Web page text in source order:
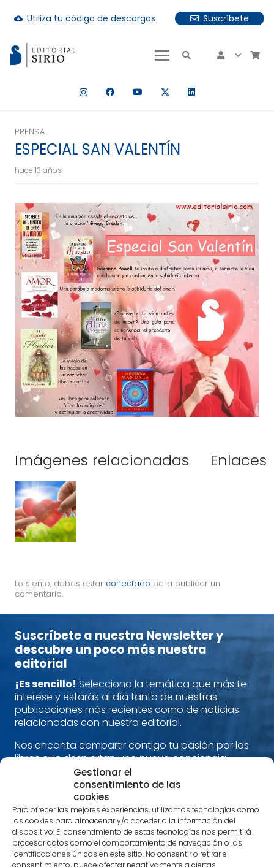
Gestionar el
consentimiento de las
cookies
Para ofrecer las mejores experiencias, utilizamos tecnologías como
las cookies para almacenar y/o acceder a la información del
dispositivo. El consentimiento de estas tecnologías nos permitirá
procesar datos como el comportamiento de navegación o las
identificaciones únicas en este sitio. No consentir o retirar el
consentimiento, puede afectar negativamente a ciertas
cloud_download Utiliza tu código de descargas
Suscríbete
hay resultados autocompletados, puedes utilizar las
PRENSA
ESPECIAL SAN VALENTÍN
hace 13 años
Imágenes relacionadas Enlaces
Lo siento, debes estar conectado para publicar un
comentario.
Suscríbete a nuestra Newsletter y
descubre un poco más nuestra
editorial
¡Es sencillo! Selecciona la temática que más te
interese y estarás al día tanto de nuestras
publicaciones más recientes como de noticias
relacionadas con nuestra editorial.
Nos encanta compartir contigo tu pasión por los
libros que despiertan una nueva conciencia.
Alimenta cuerpo, mente y espíritu con nuestras
recomendaciones.
¡Estamos en contacto!
Nombre*